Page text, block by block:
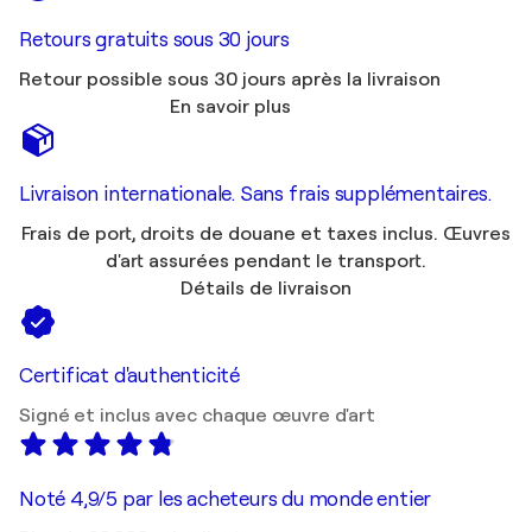
Retours gratuits sous 30 jours
Retour possible sous 30 jours après la livraison
En savoir plus
Livraison internationale. Sans frais supplémentaires.
Frais de port, droits de douane et taxes inclus. Œuvres
d'art assurées pendant le transport.
Détails de livraison
Certificat d'authenticité
Signé et inclus avec chaque œuvre d'art
Noté 4,9/5 par les acheteurs du monde entier